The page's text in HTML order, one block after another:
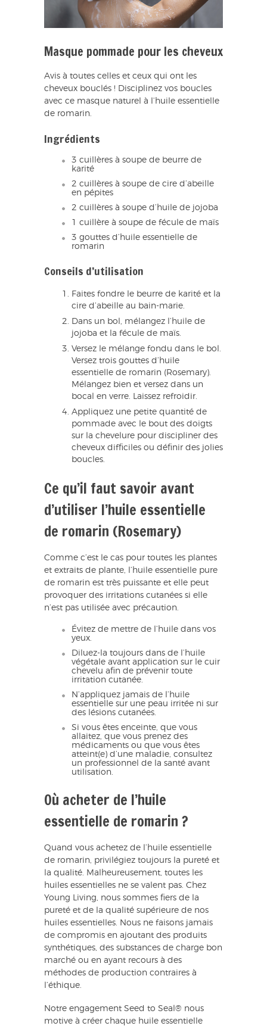
Masque pommade pour les cheveux
Avis à toutes celles et ceux qui ont les
cheveux bouclés ! Disciplinez vos boucles
avec ce masque naturel à l’huile essentielle
de romarin.
Ingrédients
3 cuillères à soupe de beurre de
karité
2 cuillères à soupe de cire d’abeille
en pépites
2 cuillères à soupe d’huile de jojoba
1 cuillère à soupe de fécule de maïs
3 gouttes d’huile essentielle de
romarin
Conseils d’utilisation
Faites fondre le beurre de karité et la
cire d’abeille au bain-marie.
Dans un bol, mélangez l’huile de
jojoba et la fécule de maïs.
Versez le mélange fondu dans le bol.
Versez trois gouttes d’huile
essentielle de romarin (Rosemary).
Mélangez bien et versez dans un
bocal en verre. Laissez refroidir.
Appliquez une petite quantité de
pommade avec le bout des doigts
sur la chevelure pour discipliner des
cheveux difficiles ou définir des jolies
boucles.
Ce qu’il faut savoir avant
d’utiliser l’huile essentielle
de romarin (Rosemary)
Comme c’est le cas pour toutes les plantes
et extraits de plante, l’huile essentielle pure
de romarin est très puissante et elle peut
provoquer des irritations cutanées si elle
n’est pas utilisée avec précaution.
Évitez de mettre de l’huile dans vos
yeux.
Diluez-la toujours dans de l’huile
végétale avant application sur le cuir
chevelu afin de prévenir toute
irritation cutanée.
N’appliquez jamais de l’huile
essentielle sur une peau irritée ni sur
des lésions cutanées.
Si vous êtes enceinte, que vous
allaitez, que vous prenez des
médicaments ou que vous êtes
atteint(e) d’une maladie, consultez
un professionnel de la santé avant
utilisation.
Où acheter de l’huile
essentielle de romarin ?
Quand vous achetez de l’huile essentielle
de romarin, privilégiez toujours la pureté et
la qualité. Malheureusement, toutes les
huiles essentielles ne se valent pas. Chez
Young Living, nous sommes fiers de la
pureté et de la qualité supérieure de nos
huiles essentielles. Nous ne faisons jamais
de compromis en ajoutant des produits
synthétiques, des substances de charge bon
marché ou en ayant recours à des
méthodes de production contraires à
l’éthique.
Notre engagement Seed to Seal® nous
motive à créer chaque huile essentielle